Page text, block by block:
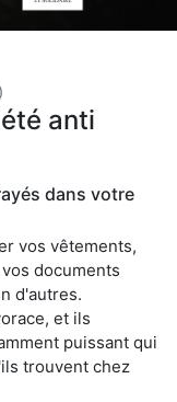
anti
dans votre
vos vêtements,
documents
d'autres.
et ils
puissant qui
trouvent chez